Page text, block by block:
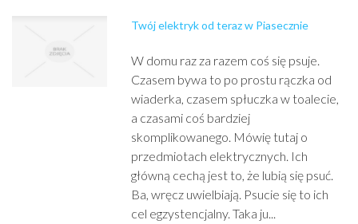
Twój elektryk od teraz w Piasecznie
W domu raz za razem coś się psuje.
Czasem bywa to po prostu rączka od
wiaderka, czasem spłuczka w toalecie,
a czasami coś bardziej
skomplikowanego. Mówię tutaj o
przedmiotach elektrycznych. Ich
główną cechą jest to, że lubią się psuć.
Ba, wręcz uwielbiają. Psucie się to ich
cel egzystencjalny. Taka ju...